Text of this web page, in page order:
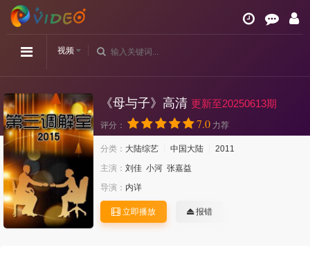
视频
《母与子》高清 更新至20250613期
评分： 7.0 力荐
分类： 大陆综艺 中国大陆
2011
主演： 刘佳 小河 张嘉益
导演： 内详
立即播放 报错